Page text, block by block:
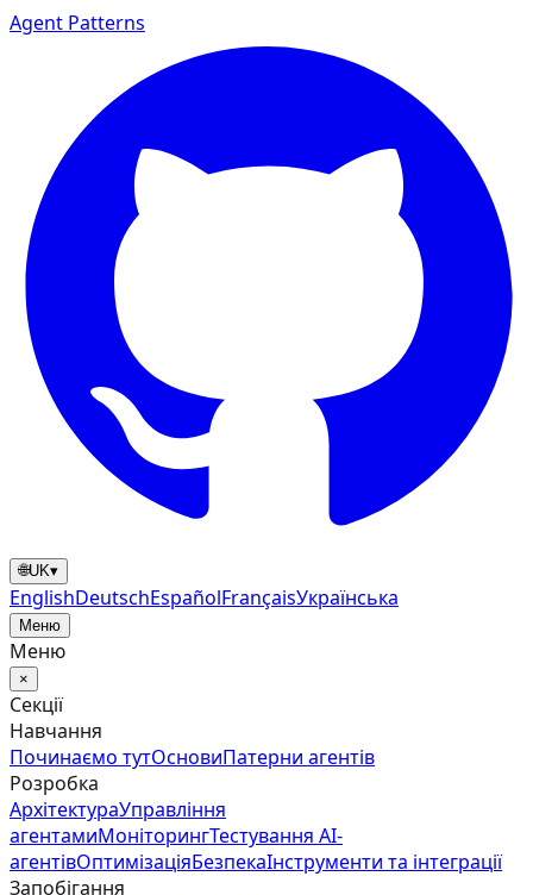
Agent Patterns
🌐UK▾
EnglishDeutschEspañolFrançaisУкраїнська
Меню
Меню
×
Секції
Навчання
Починаємо тутОсновиПатерни агентів
Розробка
АрхітектураУправління
агентамиМоніторингТестування AI-
агентівОптимізаціяБезпекаІнструменти та інтеграції
Запобігання